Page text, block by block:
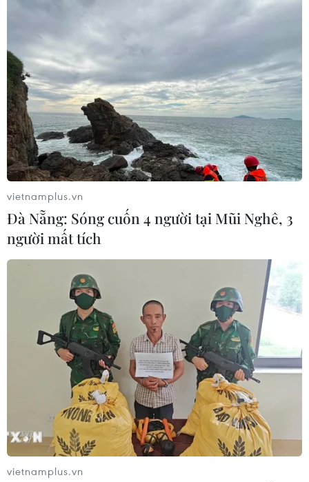
vietnamplus.vn
Đà Nẵng: Sóng cuốn 4 người tại Mũi Nghê, 3
người mất tích
vietnamplus.vn